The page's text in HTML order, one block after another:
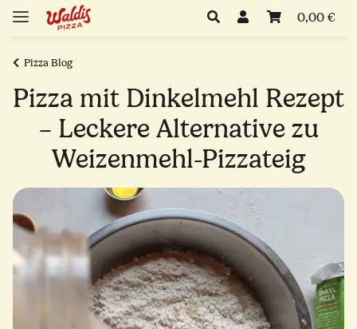
0,00 €
Pizza Blog
Pizza mit Dinkelmehl Rezept
– Leckere Alternative zu
Weizenmehl-Pizzateig